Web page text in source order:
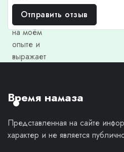
отзыв
основан
на моём
опыте и
выражает
мнение.
Отправить отзыв
Время намаза
Представленная на сайте
характер и не является